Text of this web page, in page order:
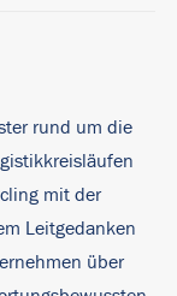
rund um die
mit der
Leitgedanken
über